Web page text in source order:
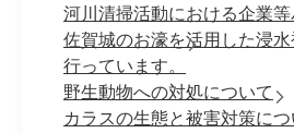
河川清掃活動における企業
佐賀城のお濠を活用した浸
行っています。
野生動物への対処について
カラスの生態と被害対策につ